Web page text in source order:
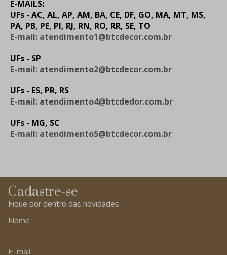
E-MAILS:
UFs - AC, AL, AP, AM, BA, CE, DF, GO, MA, MT, MS,
PA, PB, PE, PI, RJ, RN, RO, RR, SE, TO
E-mail: atendimento1@btcdecor.com.br
UFs - SP
E-mail: atendimento2@btcdecor.com.br
UFs - ES, PR, RS
E-mail: atendimento4@btcdedor.com.br
UFs - MG, SC
E-mail: atendimento5@btcdecor.com.br
Cadastre-se
Fique por dentro das novidades